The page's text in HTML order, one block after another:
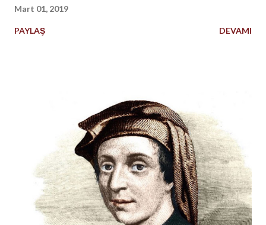
Mart 01, 2019
PAYLAŞ DEVAMI